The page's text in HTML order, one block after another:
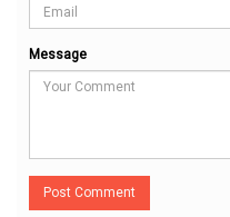
Message
Post Comment